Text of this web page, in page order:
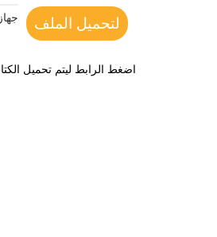
لتحميل الملف
اضغط الرابط ليتم تحميل